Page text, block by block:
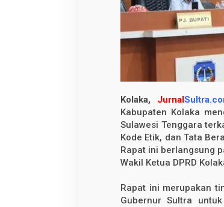
s
R
a
n
c
g
n
P
t
u
r
T
a
Kolaka, Jurnal
Kabupaten Kolaka
Sulawesi Tenggara
Kode Etik, dan Tata
Rapat ini berlangsung
Wakil Ketua DPRD
Rapat ini merupakan
Gubernur Sultra